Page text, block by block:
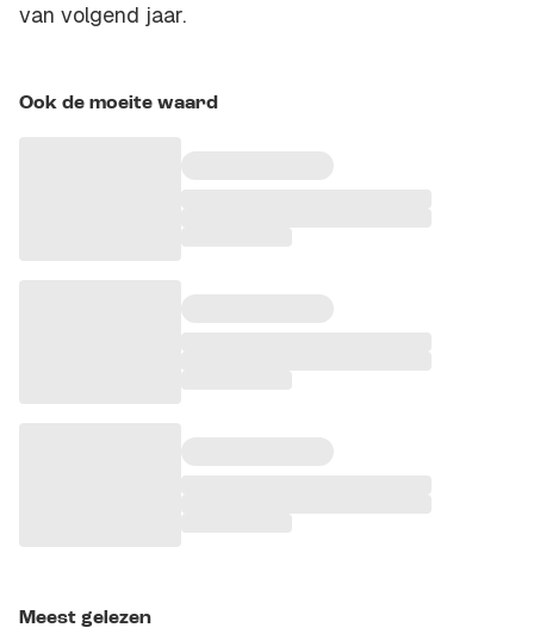
van volgend jaar.
Ook de moeite waard
Meest gelezen